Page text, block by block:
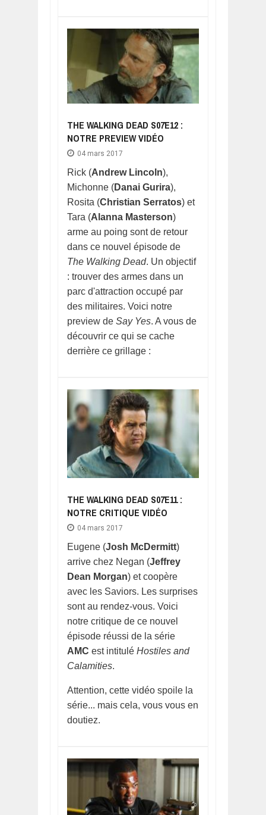
THE WALKING DEAD S07E12 :
NOTRE PREVIEW VIDÉO
04 mars 2017
Rick (Andrew Lincoln),
Michonne (Danai Gurira),
Rosita (Christian Serratos) et
Tara (Alanna Masterson)
arme au poing sont de retour
dans ce nouvel épisode de
The Walking Dead. Un objectif
: trouver des armes dans un
parc d'attraction occupé par
des militaires. Voici notre
preview de Say Yes. A vous de
découvrir ce qui se cache
derrière ce grillage :
THE WALKING DEAD S07E11 :
NOTRE CRITIQUE VIDÉO
04 mars 2017
Eugene (Josh McDermitt)
arrive chez Negan (Jeffrey
Dean Morgan) et coopère
avec les Saviors. Les surprises
sont au rendez-vous. Voici
notre critique de ce nouvel
épisode réussi de la série
AMC est intitulé Hostiles and
Calamities.
Attention, cette vidéo spoile la
série... mais cela, vous vous en
doutiez.